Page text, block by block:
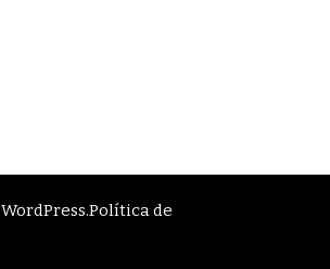
WordPress.Política de